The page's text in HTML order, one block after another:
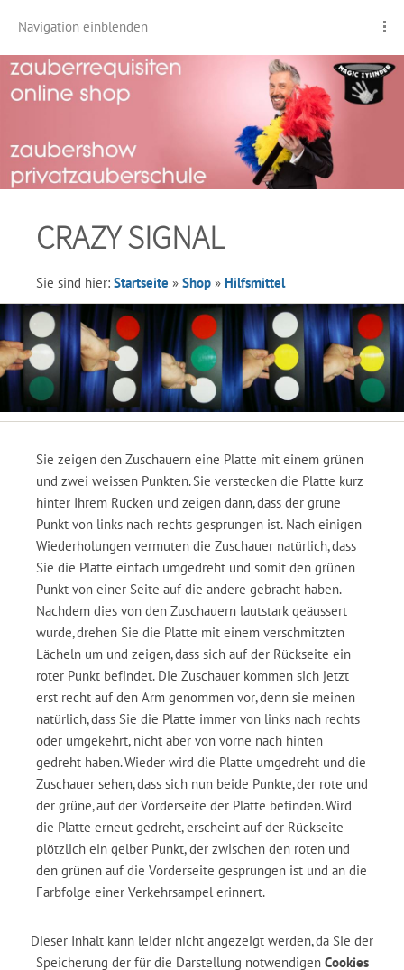
Navigation einblenden
CRAZY SIGNAL
Sie sind hier: Startseite » Shop » Hilfsmittel
Sie zeigen den Zuschauern eine Platte mit einem grünen
und zwei weissen Punkten. Sie verstecken die Platte kurz
hinter Ihrem Rücken und zeigen dann, dass der grüne
Punkt von links nach rechts gesprungen ist. Nach einigen
Wiederholungen vermuten die Zuschauer natürlich, dass
Sie die Platte einfach umgedreht und somit den grünen
Punkt von einer Seite auf die andere gebracht haben.
Nachdem dies von den Zuschauern lautstark geäussert
wurde, drehen Sie die Platte mit einem verschmitzten
Lächeln um und zeigen, dass sich auf der Rückseite ein
roter Punkt befindet. Die Zuschauer kommen sich jetzt
erst recht auf den Arm genommen vor, denn sie meinen
natürlich, dass Sie die Platte immer von links nach rechts
oder umgekehrt, nicht aber von vorne nach hinten
gedreht haben. Wieder wird die Platte umgedreht und die
Zuschauer sehen, dass sich nun beide Punkte, der rote und
der grüne, auf der Vorderseite der Platte befinden. Wird
die Platte erneut gedreht, erscheint auf der Rückseite
plötzlich ein gelber Punkt, der zwischen den roten und
den grünen auf die Vorderseite gesprungen ist und an die
Farbfolge einer Verkehrsampel erinnert.
Dieser Inhalt kann leider nicht angezeigt werden, da Sie der
Speicherung der für die Darstellung notwendigen Cookies